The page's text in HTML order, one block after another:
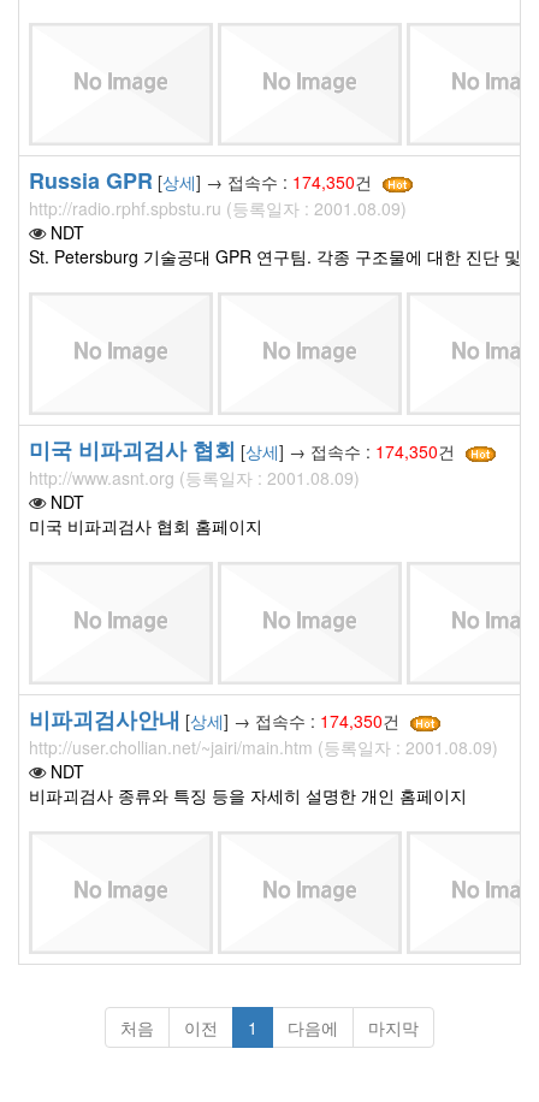
Russia GPR [상세] → 접속수 : 174,350건
http://radio.rphf.spbstu.ru (등록일자 : 2001.08.09)
NDT
St. Petersburg 기술공대 GPR 연구팀. 각종 구조물에 대한 진단 및
미국 비파괴검사 협회 [상세] → 접속수 : 174,350건
http://www.asnt.org (등록일자 : 2001.08.09)
NDT
미국 비파괴검사 협회 홈페이지
비파괴검사안내 [상세] → 접속수 : 174,350건
http://user.chollian.net/~jairi/main.htm (등록일자 : 2001.08.09)
NDT
비파괴검사 종류와 특징 등을 자세히 설명한 개인 홈페이지
처음 이전 1 다음에 마지막